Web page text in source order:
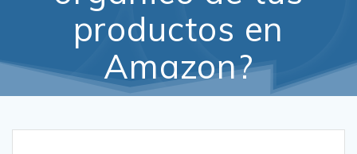
productos en
Amazon?